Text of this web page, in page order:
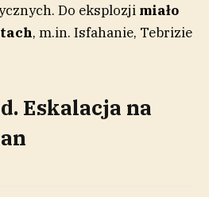
Do eksplozji miało
, m.in. Isfahanie, Tebrizie
Eskalacja na